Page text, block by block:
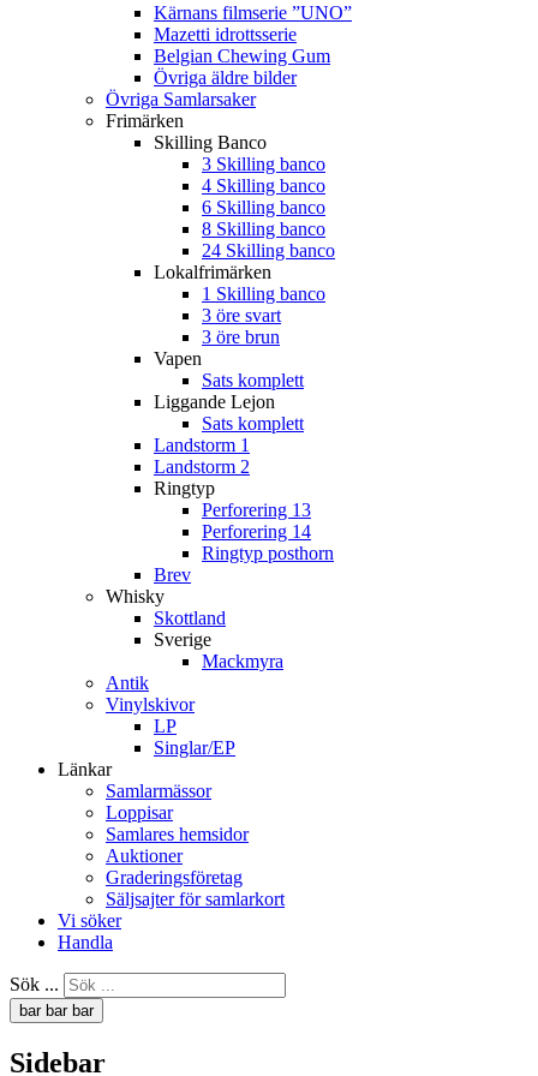
Kärnans filmserie ”UNO”
Mazetti idrottsserie
Belgian Chewing Gum
Övriga äldre bilder
Övriga Samlarsaker
Frimärken
Skilling Banco
3 Skilling banco
4 Skilling banco
6 Skilling banco
8 Skilling banco
24 Skilling banco
Lokalfrimärken
1 Skilling banco
3 öre svart
3 öre brun
Vapen
Sats komplett
Liggande Lejon
Sats komplett
Landstorm 1
Landstorm 2
Ringtyp
Perforering 13
Perforering 14
Ringtyp posthorn
Brev
Whisky
Skottland
Sverige
Mackmyra
Antik
Vinylskivor
LP
Singlar/EP
Länkar
Samlarmässor
Loppisar
Samlares hemsidor
Auktioner
Graderingsföretag
Säljsajter för samlarkort
Vi söker
Handla
Sök ...
bar bar bar
Sidebar